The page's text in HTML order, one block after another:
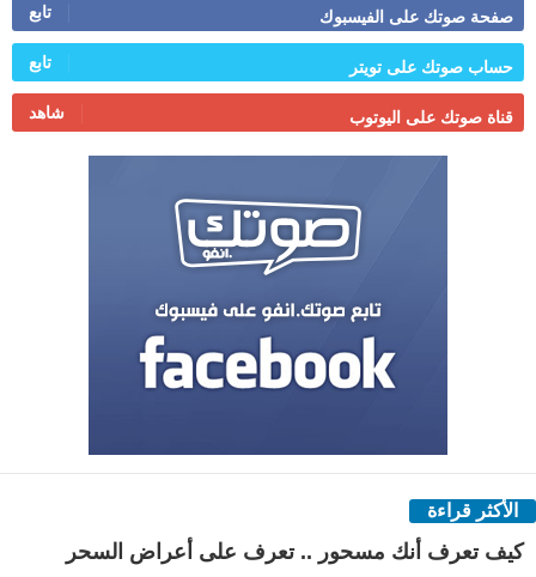
صفحة صوتك على الفيسبوك تابع
حساب صوتك على تويتر تابع
قناة صوتك على اليوتوب شاهد
الأكثر قراءة
كيف تعرف أنك مسحور .. تعرف على أعراض السحر